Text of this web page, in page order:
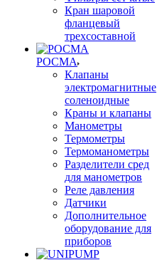
Кран шаровой
фланцевый
трехсоставной
РОСМА
Клапаны
электромагнитные
соленоидные
Краны и клапаны
Манометры
Термометры
Термоманометры
Разделители сред
для манометров
Реле давления
Датчики
Дополнительное
оборудование для
приборов